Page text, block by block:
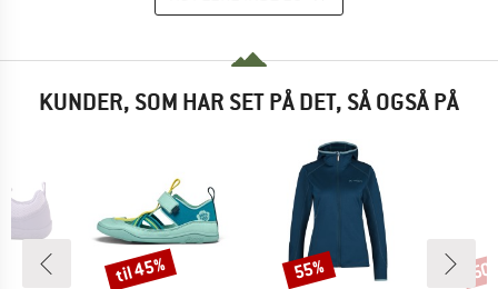
KUNDER, SOM HAR SET PÅ DET, SÅ OGSÅ PÅ
Rabat
til 45% Rabat
55%